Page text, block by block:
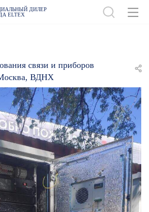
ДИЛЕР
ELTEX
связи и приборов
ВДНХ